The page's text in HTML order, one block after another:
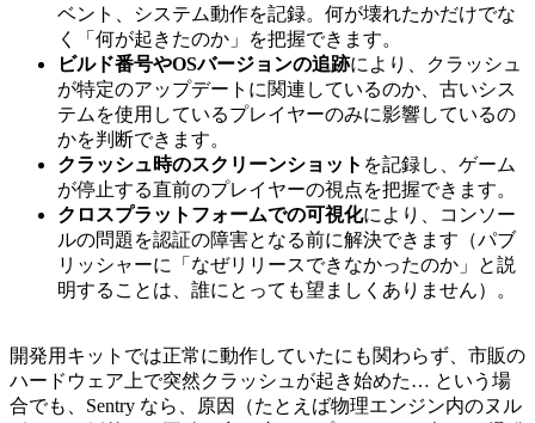
ベント、システム動作を記録。何が壊れたかだけでな
く「何が起きたのか」を把握できます。
ビルド番号やOSバージョンの追跡により、クラッシュ
が特定のアップデートに関連しているのか、古いシス
テムを使用しているプレイヤーのみに影響しているの
かを判断できます。
クラッシュ時のスクリーンショット を記録し、ゲーム
が停止する直前のプレイヤーの視点を把握できます。
クロスプラットフォームでの可視化により、コンソー
ルの問題を認証の障害となる前に解決できます（パブ
リッシャーに「なぜリリースできなかったのか」と説
明することは、誰にとっても望ましくありません）。
開発用キットでは正常に動作していたにも関わらず、市販の
ハードウェア上で突然クラッシュが起き始めた… という場
合でも、Sentry なら、原因（たとえば物理エンジン内のヌル